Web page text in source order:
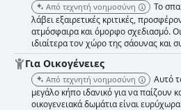
Από τεχνητή νοημοσύνη
Το
λάβει εξαιρετικές κριτικές,
ατμόσφαιρα και όμορφο σχεδιασμό.
ιδιαίτερα τον χώρο της σάουνας και
Για Οικογένειες
Από τεχνητή νοημοσύνη
Αυτό
μεγάλο κήπο ιδανικό για να παίζουν
οικογενειακά δωμάτια είναι